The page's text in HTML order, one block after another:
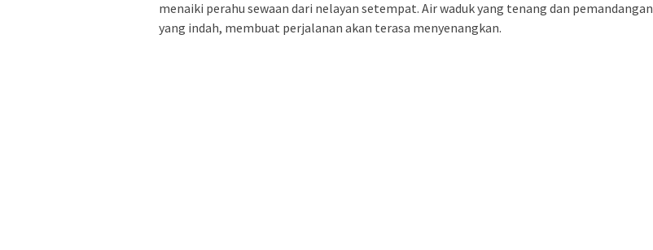
menaiki perahu sewaan dari nelayan setempat. Air waduk yang tenang dan pemandangan
yang indah, membuat perjalanan akan terasa menyenangkan.